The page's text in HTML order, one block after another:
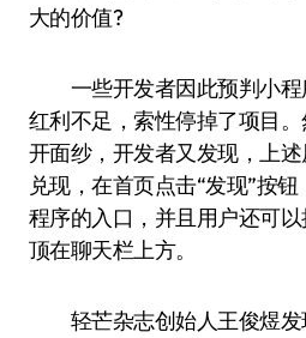
大的价值?
一些开发者因此预判小程
红利不足，索性停掉了项目
开面纱，开发者又发现，上
兑现，在首页点击“发现”按
程序的入口，并且用户还可
顶在聊天栏上方。
轻芒杂志创始人王俊煜发